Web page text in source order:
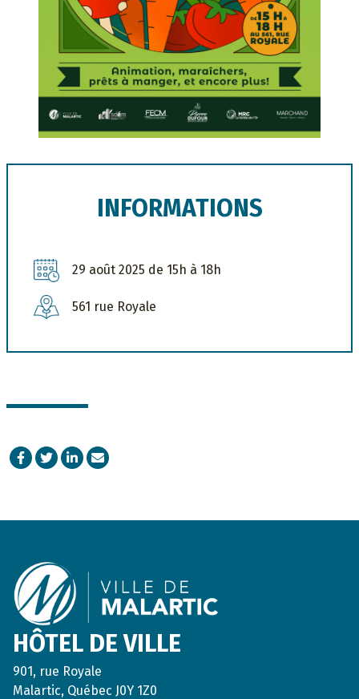
INFORMATIONS
29 août 2025 de 15h à 18h
561 rue Royale
Facebook
TwitterLinkedIn
Courriel
HÔTEL DE VILLE
901, rue Royale
Malartic, Québec J0Y 1Z0